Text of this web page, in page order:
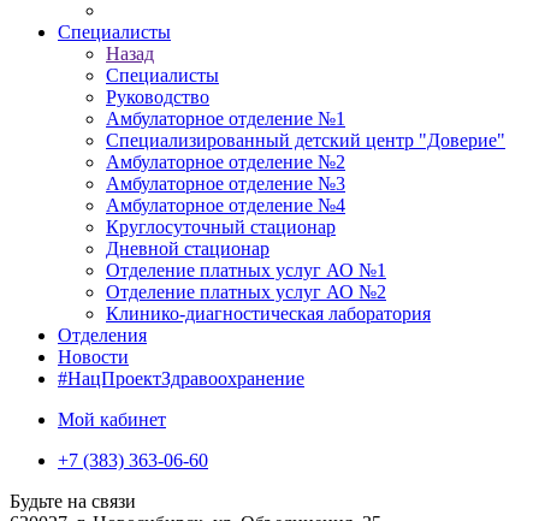
Специалисты
Назад
Специалисты
Руководство
Амбулаторное отделение №1
Специализированный детский центр "Доверие"
Амбулаторное отделение №2
Амбулаторное отделение №3
Амбулаторное отделение №4
Круглосуточный стационар
Дневной стационар
Отделение платных услуг АО №1
Отделение платных услуг АО №2
Клинико-диагностическая лаборатория
Отделения
Новости
#НацПроектЗдравоохранение
Мой кабинет
+7 (383) 363-06-60
Будьте на связи